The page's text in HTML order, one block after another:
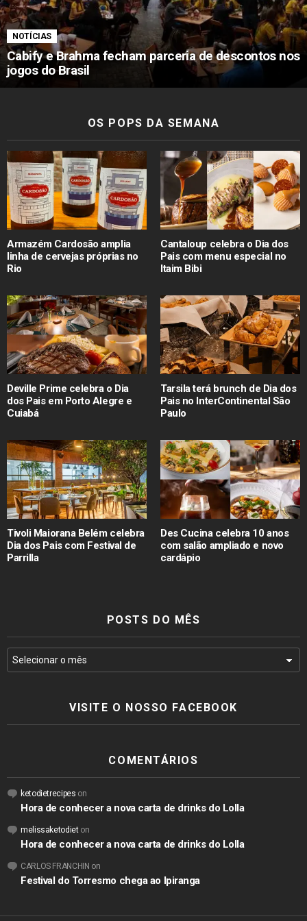
NOTÍCIAS
Cabify e Brahma fecham parceria de descontos nos
jogos do Brasil
OS POPS DA SEMANA
Armazém Cardosão amplia
linha de cervejas próprias no
Rio
Cantaloup celebra o Dia dos
Pais com menu especial no
Itaim Bibi
Deville Prime celebra o Dia
dos Pais em Porto Alegre e
Cuiabá
Tarsila terá brunch de Dia dos
Pais no InterContinental São
Paulo
Tivoli Maiorana Belém celebra
Dia dos Pais com Festival de
Parrilla
Des Cucina celebra 10 anos
com salão ampliado e novo
cardápio
POSTS DO MÊS
VISITE O NOSSO FACEBOOK
COMENTÁRIOS
ketodietrecipes on
Hora de conhecer a nova carta de drinks do Lolla
melissaketodieton
Hora de conhecer a nova carta de drinks do Lolla
CARLOS FRANCHIN on
Festival do Torresmo chega ao Ipiranga